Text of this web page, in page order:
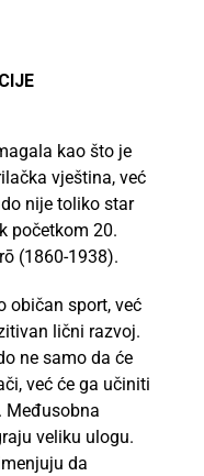
kao što je
vještina, već
nije toliko star
početkom 20.
(1860-1938).
običan sport, već
lični razvoj.
ne samo da će
već će ga učiniti
Međusobna
veliku ulogu.
da